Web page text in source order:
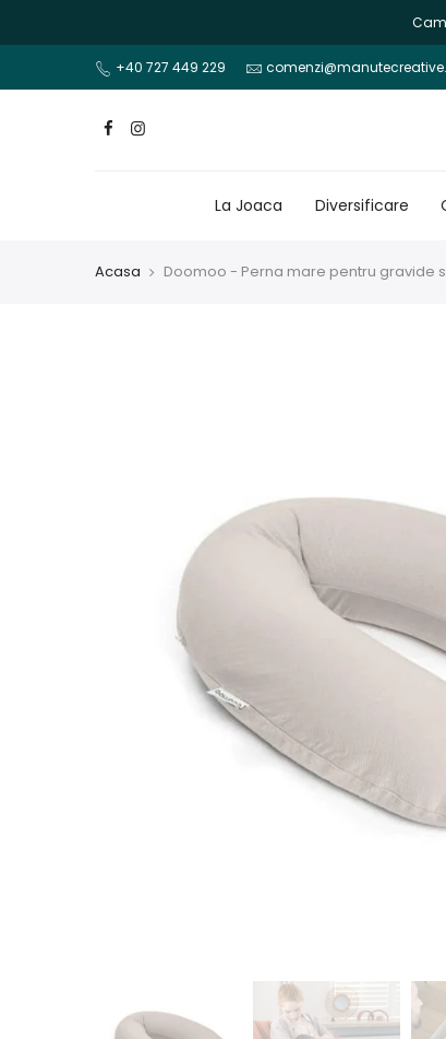
+40 727 449 229
La Joaca Diversificare
Acasa Doomoo - Perna mare pentru gravide